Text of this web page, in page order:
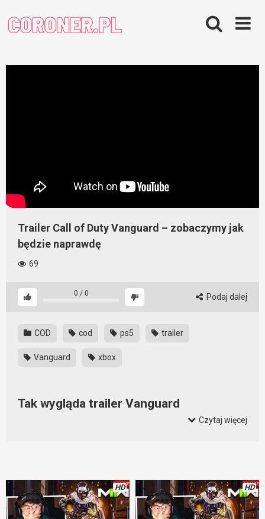
content
Trailer Call of Duty Vanguard – zobaczymy jak
będzie naprawdę
69
0 / 0 Podaj dalej
COD cod ps5 trailer
Vanguard xbox
Tak wygląda trailer Vanguard
trailer a już niedługo pewnie się przekonamy,
Czytaj więcej
HD HD